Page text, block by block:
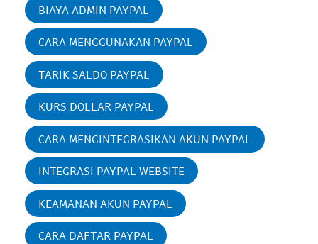
BIAYA ADMIN PAYPAL
CARA MENGGUNAKAN PAYPAL
TARIK SALDO PAYPAL
KURS DOLLAR PAYPAL
CARA MENGINTEGRASIKAN AKUN PAYPAL
INTEGRASI PAYPAL WEBSITE
KEAMANAN AKUN PAYPAL
CARA DAFTAR PAYPAL